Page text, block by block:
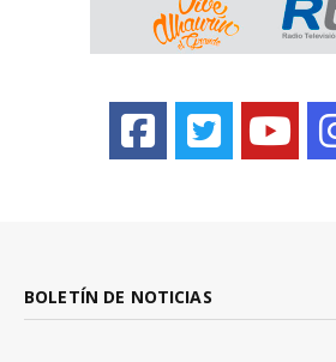
BOLETÍN DE NOTICIAS